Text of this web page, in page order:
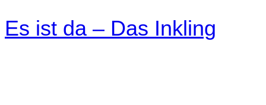
Es ist da – Das Inkling